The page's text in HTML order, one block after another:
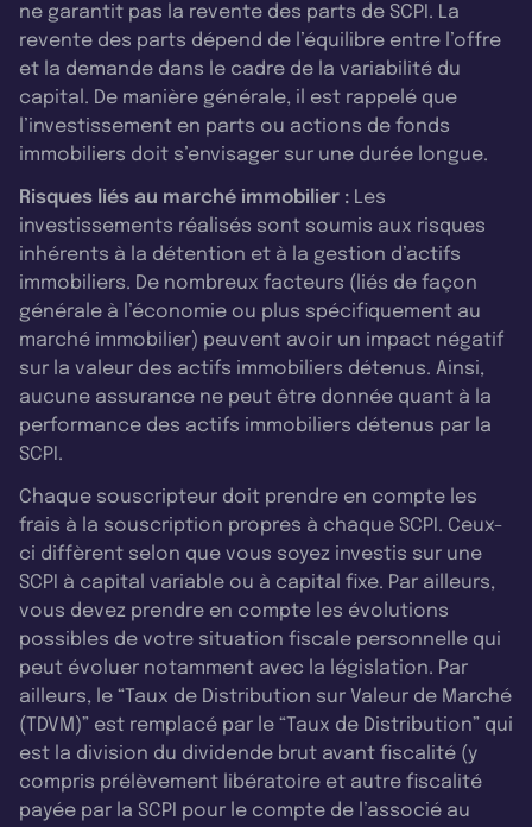
ne garantit pas la revente des parts de SCPI. La
revente des parts dépend de l’équilibre entre l’offre
et la demande dans le cadre de la variabilité du
capital. De manière générale, il est rappelé que
l’investissement en parts ou actions de fonds
immobiliers doit s’envisager sur une durée longue.
Risques liés au marché immobilier : Les
investissements réalisés sont soumis aux risques
inhérents à la détention et à la gestion d’actifs
immobiliers. De nombreux facteurs (liés de façon
générale à l’économie ou plus spécifiquement au
marché immobilier) peuvent avoir un impact négatif
sur la valeur des actifs immobiliers détenus. Ainsi,
aucune assurance ne peut être donnée quant à la
performance des actifs immobiliers détenus par la
SCPI.
Chaque souscripteur doit prendre en compte les
frais à la souscription propres à chaque SCPI. Ceux-
ci diffèrent selon que vous soyez investis sur une
SCPI à capital variable ou à capital fixe. Par ailleurs,
vous devez prendre en compte les évolutions
possibles de votre situation fiscale personnelle qui
peut évoluer notamment avec la législation. Par
ailleurs, le “Taux de Distribution sur Valeur de Marché
(TDVM)” est remplacé par le “Taux de Distribution” qui
est la division du dividende brut avant fiscalité (y
compris prélèvement libératoire et autre fiscalité
payée par la SCPI pour le compte de l’associé au